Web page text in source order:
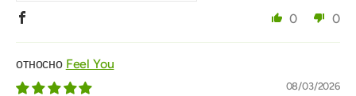
0 0
Feel You
08/03/2026